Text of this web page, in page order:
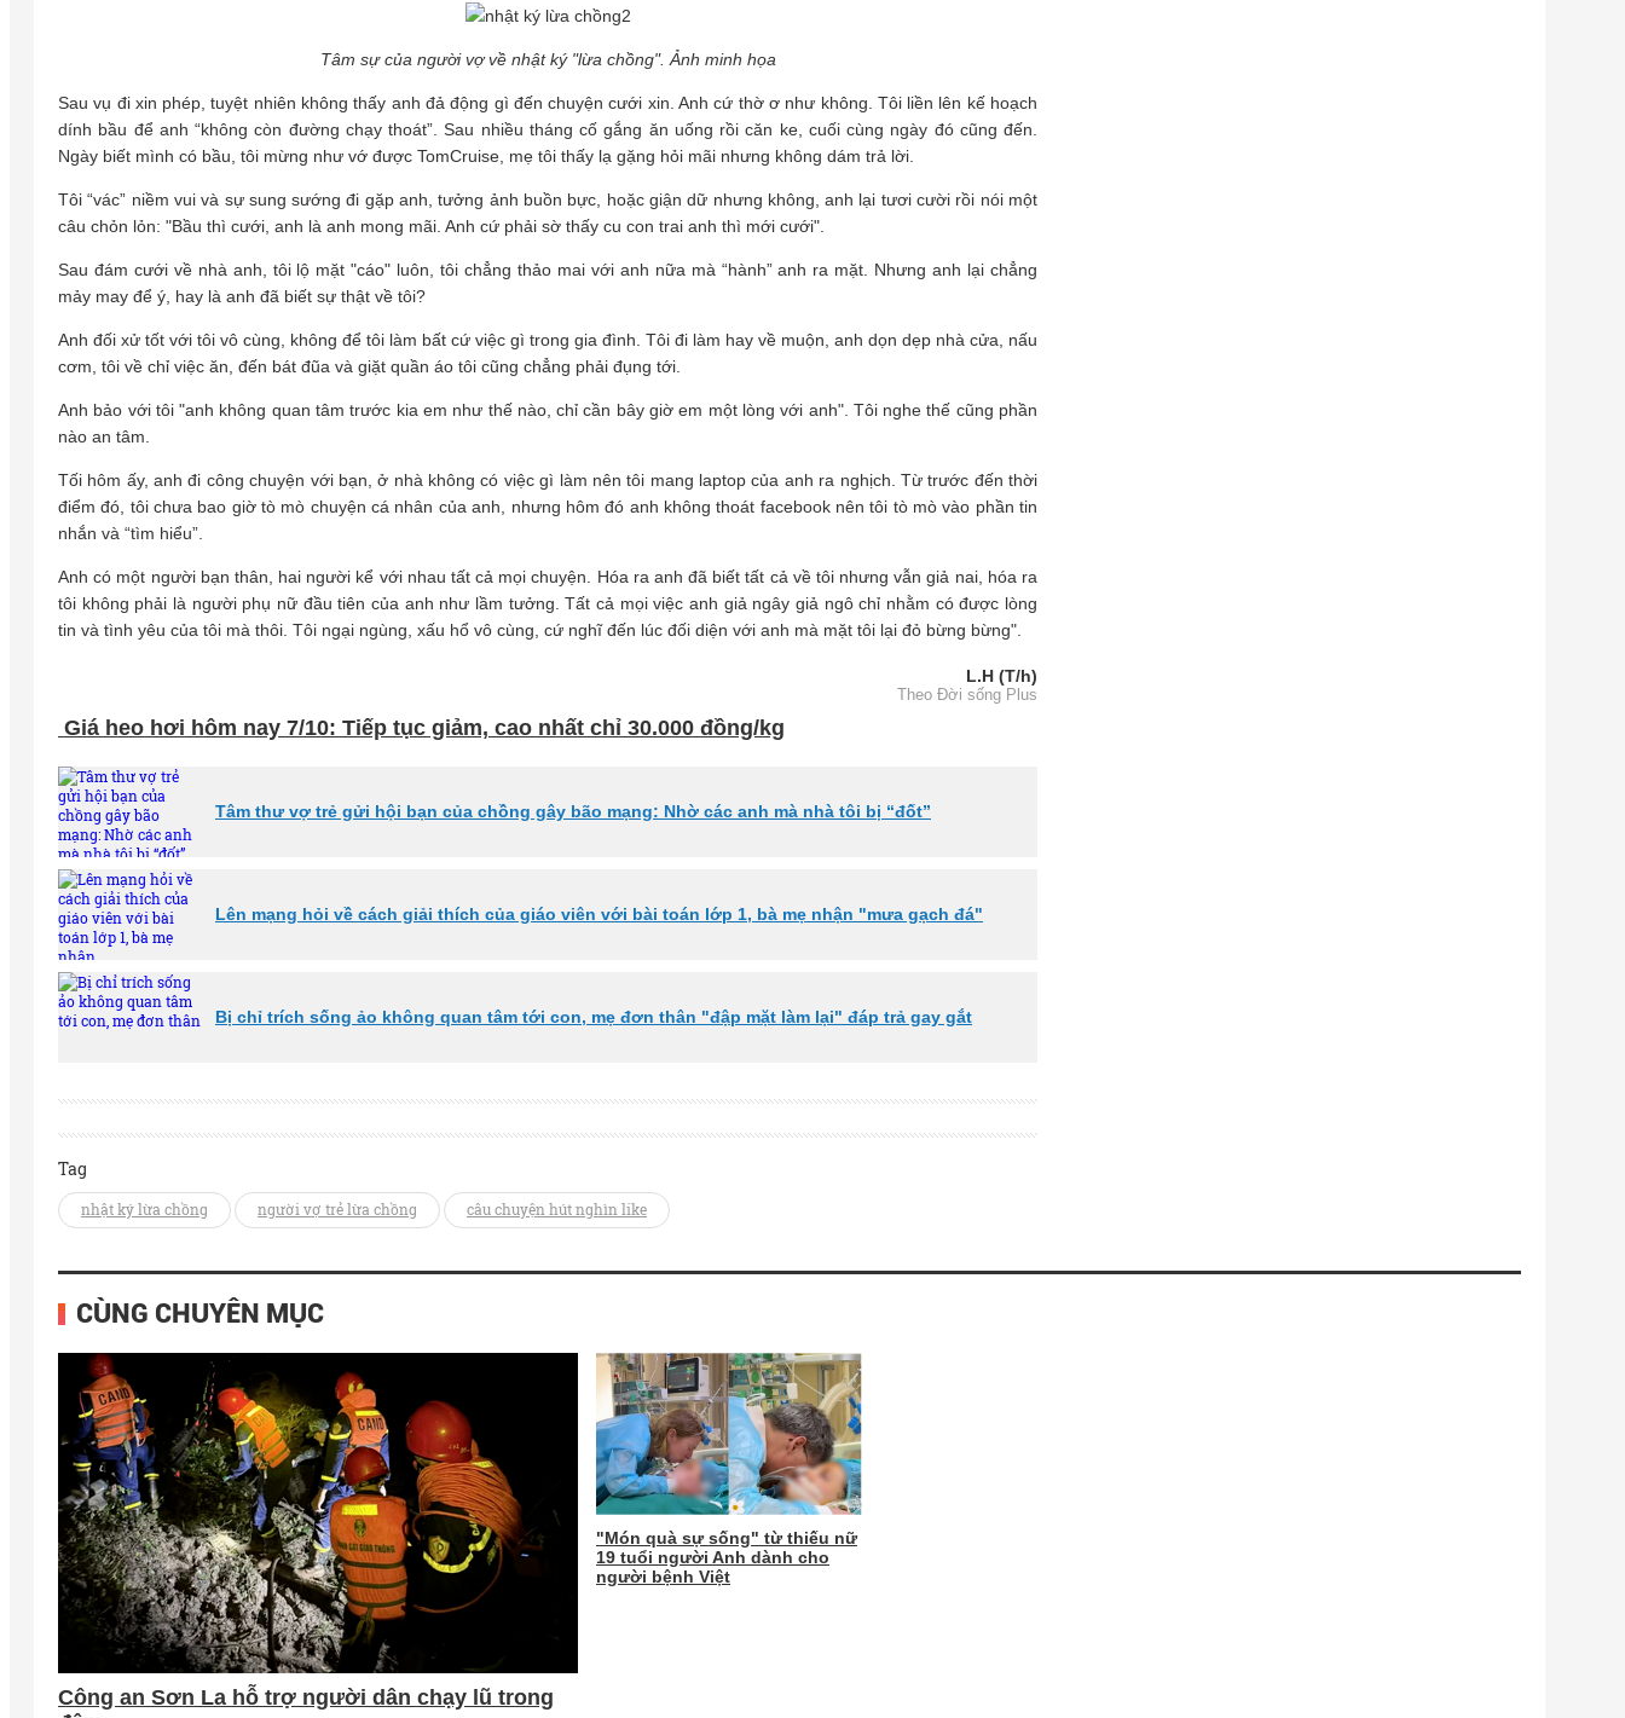
Tâm sự của người vợ về nhật ký "lừa chồng". Ảnh minh họa
Sau vụ đi xin phép, tuyệt nhiên không thấy anh đả động gì đến chuyện cưới xin. Anh cứ thờ ơ như không. Tôi liền lên kế hoạch
dính bầu để anh “không còn đường chạy thoát”. Sau nhiều tháng cố gắng ăn uống rồi căn ke, cuối cùng ngày đó cũng đến.
Ngày biết mình có bầu, tôi mừng như vớ được TomCruise, mẹ tôi thấy lạ gặng hỏi mãi nhưng không dám trả lời.
Tôi “vác” niềm vui và sự sung sướng đi gặp anh, tưởng ảnh buồn bực, hoặc giận dữ nhưng không, anh lại tươi cười rồi nói một
câu chỏn lỏn: "Bầu thì cưới, anh là anh mong mãi. Anh cứ phải sờ thấy cu con trai anh thì mới cưới".
Sau đám cưới về nhà anh, tôi lộ mặt "cáo" luôn, tôi chẳng thảo mai với anh nữa mà “hành” anh ra mặt. Nhưng anh lại chẳng
mảy may để ý, hay là anh đã biết sự thật về tôi?
Anh đối xử tốt với tôi vô cùng, không để tôi làm bất cứ việc gì trong gia đình. Tôi đi làm hay về muộn, anh dọn dẹp nhà cửa, nấu
cơm, tôi về chỉ việc ăn, đến bát đũa và giặt quần áo tôi cũng chẳng phải đụng tới.
Anh bảo với tôi "anh không quan tâm trước kia em như thế nào, chỉ cần bây giờ em một lòng với anh". Tôi nghe thế cũng phần
nào an tâm.
Tối hôm ấy, anh đi công chuyện với bạn, ở nhà không có việc gì làm nên tôi mang laptop của anh ra nghịch. Từ trước đến thời
điểm đó, tôi chưa bao giờ tò mò chuyện cá nhân của anh, nhưng hôm đó anh không thoát facebook nên tôi tò mò vào phần tin
nhắn và “tìm hiểu”.
Anh có một người bạn thân, hai người kể với nhau tất cả mọi chuyện. Hóa ra anh đã biết tất cả về tôi nhưng vẫn giả nai, hóa ra
tôi không phải là người phụ nữ đầu tiên của anh như lầm tưởng. Tất cả mọi việc anh giả ngây giả ngô chỉ nhằm có được lòng
tin và tình yêu của tôi mà thôi. Tôi ngại ngùng, xấu hổ vô cùng, cứ nghĩ đến lúc đối diện với anh mà mặt tôi lại đỏ bừng bừng".
L.H (T/h)
Theo Đời sống Plus
Giá heo hơi hôm nay 7/10: Tiếp tục giảm, cao nhất chỉ 30.000 đồng/kg
Tâm thư vợ trẻ gửi hội bạn của chồng gây bão mạng: Nhờ các anh mà nhà tôi bị “đốt”
Lên mạng hỏi về cách giải thích của giáo viên với bài toán lớp 1, bà mẹ nhận "mưa gạch đá"
Bị chỉ trích sống ảo không quan tâm tới con, mẹ đơn thân "đập mặt làm lại" đáp trả gay gắt
Tag
nhật ký lừa chồng người vợ trẻ lừa chồng câu chuyện hút nghìn like
CÙNG CHUYÊN MỤC
Công an Sơn La hỗ trợ người dân chạy lũ trong
"Món quà sự sống" từ thiếu nữ
19 tuổi người Anh dành cho
người bệnh Việt